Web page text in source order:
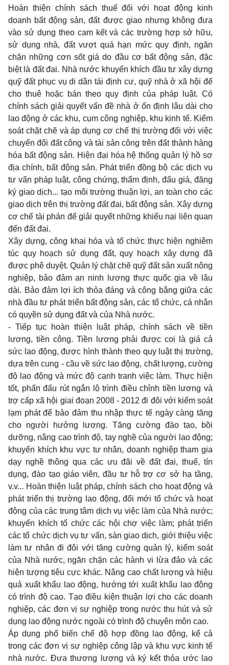
Hoàn thiện chính sách thuế đối với hoạt động kinh
doanh bất động sản, đất được giao nhưng không đưa
vào sử dụng theo cam kết và các trường hợp sở hữu,
sử dụng nhà, đất vượt quá hạn mức quy định, ngăn
chặn những cơn sốt giá do đầu cơ bất động sản, đặc
biệt là đất đai. Nhà nước khuyến khích đầu tư xây dựng
quỹ đất phục vụ di dân tái định cư, quỹ nhà ở xã hội để
cho thuê hoặc bán theo quy định của pháp luật. Có
chính sách giải quyết vấn đề nhà ở ổn định lâu dài cho
lao động ở các khu, cụm công nghiệp, khu kinh tế. Kiểm
soát chặt chẽ và áp dụng cơ chế thị trường đối với việc
chuyển đổi đất công và tài sản công trên đất thành hàng
hóa bất động sản. Hiện đại hóa hệ thống quản lý hồ sơ
địa chính, bất động sản. Phát triển đồng bộ các dịch vụ
tư vấn pháp luật, công chứng, thẩm định, đấu giá, đăng
ký giao dịch... tạo môi trường thuận lợi, an toàn cho các
giao dịch trên thị trường đất đai, bất động sản. Xây dựng
cơ chế tài phán để giải quyết những khiếu nại liên quan
đến đất đai.
Xây dựng, công khai hóa và tổ chức thực hiện nghiêm
túc quy hoạch sử dụng đất, quy hoạch xây dựng đã
được phê duyệt. Quản lý chặt chẽ quỹ đất sản xuất nông
nghiệp, bảo đảm an ninh lương thực quốc gia về lâu
dài. Bảo đảm lợi ích thỏa đáng và công bằng giữa các
nhà đầu tư phát triển bất động sản, các tổ chức, cá nhân
có quyền sử dụng đất và của Nhà nước.
- Tiếp tục hoàn thiện luật pháp, chính sách về tiền
lương, tiền công. Tiền lương phải được coi là giá cả
sức lao động, được hình thành theo quy luật thị trường,
dựa trên cung - cầu về sức lao động, chất lượng, cường
độ lao động và mức độ cạnh tranh việc làm. Thực hiện
tốt, phấn đấu rút ngắn lộ trình điều chỉnh tiền lương và
trợ cấp xã hội giai đoạn 2008 - 2012 đi đôi với kiểm soát
lạm phát để bảo đảm thu nhập thực tế ngày càng tăng
cho người hưởng lương. Tăng cường đào tạo, bồi
dưỡng, nâng cao trình độ, tay nghề của người lao động;
khuyến khích khu vực tư nhân, doanh nghiệp tham gia
dạy nghề thông qua các ưu đãi về đất đai, thuế, tín
dụng, đào tạo giáo viên, đầu tư hỗ trợ cơ sở hạ tầng,
v.v... Hoàn thiện luật pháp, chính sách cho hoạt động và
phát triển thị trường lao động, đổi mới tổ chức và hoạt
động của các trung tâm dịch vụ việc làm của Nhà nước;
khuyến khích tổ chức các hội chợ việc làm; phát triển
các tổ chức dịch vụ tư vấn, sàn giao dịch, giới thiệu việc
làm tư nhân đi đôi với tăng cường quản lý, kiểm soát
của Nhà nước, ngăn chặn các hành vi lừa đảo và các
hiện tượng tiêu cực khác. Nâng cao chất lượng và hiệu
quả xuất khẩu lao động, hướng tới xuất khẩu lao động
có trình độ cao. Tạo điều kiện thuận lợi cho các doanh
nghiệp, các đơn vị sự nghiệp trong nước thu hút và sử
dụng lao động nước ngoài có trình độ chuyên môn cao.
Áp dụng phổ biến chế độ hợp đồng lao động, kể cả
trong các đơn vị sự nghiệp công lập và khu vực kinh tế
nhà nước. Ðưa thương lượng và ký kết thỏa ước lao